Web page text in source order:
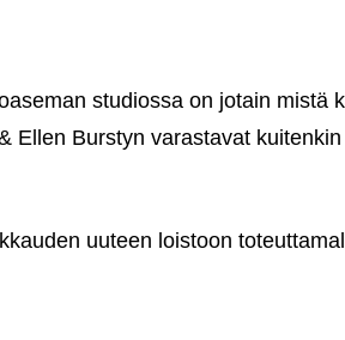
studiossa on jotain mistä
Ellen Burstyn varastavat kuitenkin
uuteen loistoon